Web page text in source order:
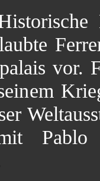
vor.
Pablo